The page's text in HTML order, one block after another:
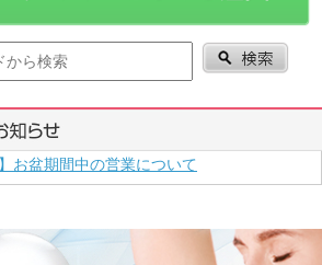
お盆期間中の営業について